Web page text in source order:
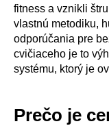
fitness a vznikli
vlastnú metodiku,
odporúčania pre
cvičiaceho je to
systému, ktorý je
Prečo je